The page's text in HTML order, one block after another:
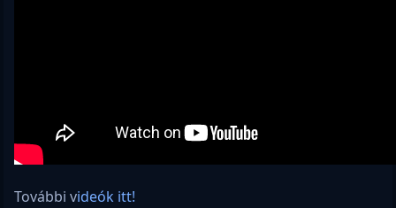
További videók itt!